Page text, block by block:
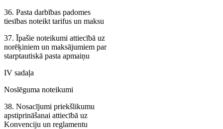
36. Pasta darbības padomes
tiesības noteikt tarifus un maksu
37. Īpašie noteikumi attiecībā uz
norēķiniem un maksājumiem par
starptautiskā pasta apmaiņu
IV sadaļa
Noslēguma noteikumi
38. Nosacījumi priekšlikumu
apstiprināšanai attiecībā uz
Konvenciju un reglamentu